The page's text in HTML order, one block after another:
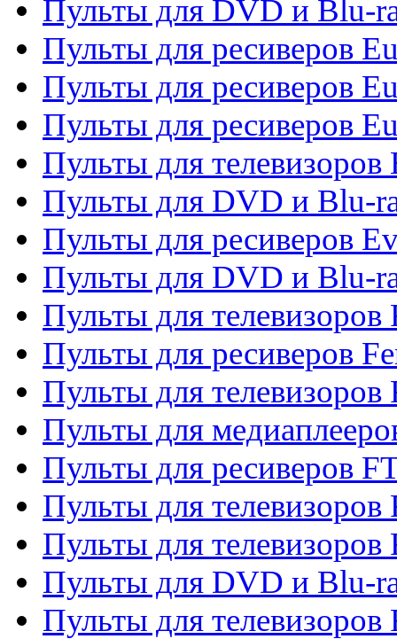
Пульты для DVD и Blu-
Пульты для ресиверов
Пульты для ресиверов
Пульты для ресиверов
Пульты для телевизоров
Пульты для DVD и Blu-
Пульты для ресиверов
Пульты для DVD и Blu-
Пульты для телевизоров
Пульты для ресиверов
Пульты для
Пульты для
Пульты для ресиверов
Пульты для телевизоров
Пульты для телевизоров
Пульты для DVD и Blu-
Пульты для телевизоров